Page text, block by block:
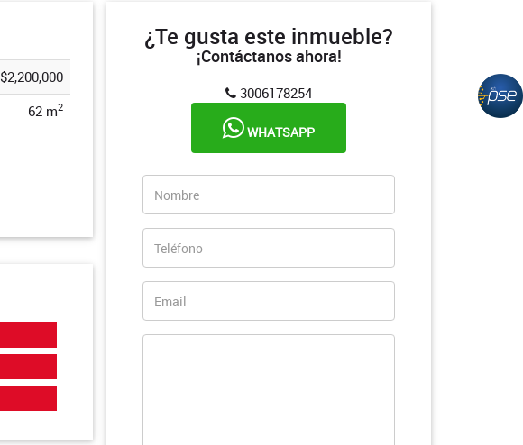
$2,200,000
62 m2
¿Te gusta este inmueble?
¡Contáctanos ahora!
3006178254
WHATSAPP